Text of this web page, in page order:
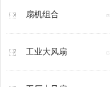
扇机组合
工业大风扇